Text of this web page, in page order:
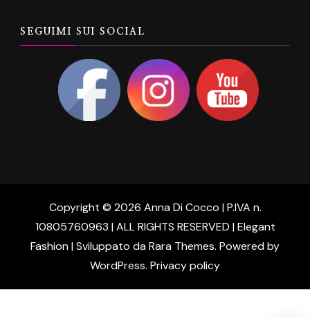
SEGUIMI SUI SOCIAL
Copyright © 2026 Anna Di Cocco | P.IVA n.
10805760963 | ALL RIGHTS RESERVED | Elegant
Fashion | Sviluppato daRara Themes. Powered by
WordPress. Privacy policy